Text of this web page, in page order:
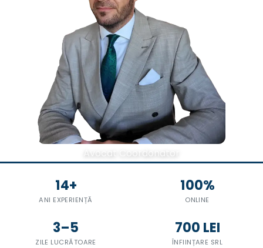
Avocat Coordonator
14+
ANI EXPERIENȚĂ
100%
ONLINE
3–5
ZILE LUCRĂTOARE
700 LEI
ÎNFIINȚARE SRL